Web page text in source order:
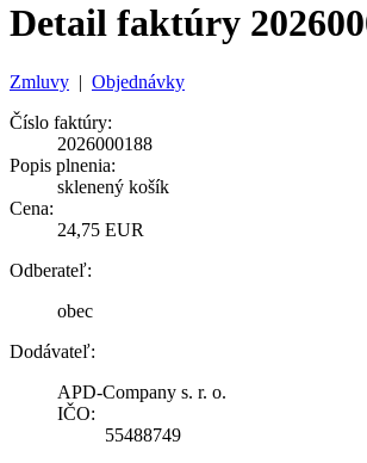
Detail faktúry
Zmluvy | Objednávky
Číslo faktúry:
2026000188
Popis plnenia:
sklenený košík
Cena:
24,75 EUR
Odberateľ:
obec
Dodávateľ:
APD-Company s. r. o.
IČO:
55488749